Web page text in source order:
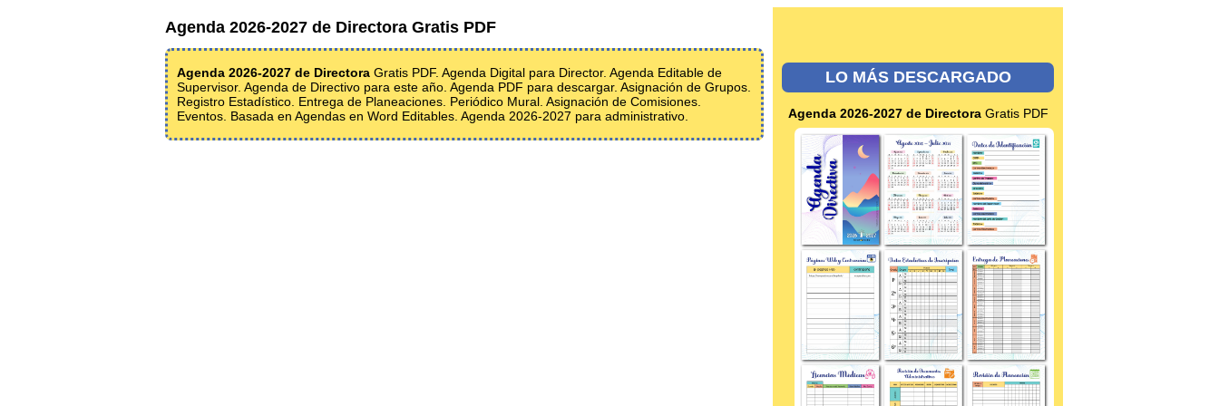
Agenda 2026-2027 de Directora Gratis PDF
Agenda 2026-2027 de Directora Gratis PDF. Agenda Digital para Director. Agenda Editable de
Supervisor. Agenda de Directivo para este año. Agenda PDF para descargar. Asignación de Grupos.
Registro Estadístico. Entrega de Planeaciones. Periódico Mural. Asignación de Comisiones.
Eventos. Basada en Agendas en Word Editables. Agenda 2026-2027 para administrativo.
LO MÁS DESCARGADO
Agenda 2026-2027 de DirectoraGratis PDF